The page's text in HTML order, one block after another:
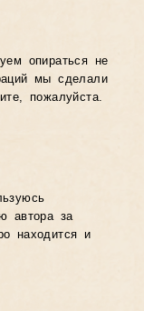
опираться не
мы сделали
пожалуйста.
автора за
находится и